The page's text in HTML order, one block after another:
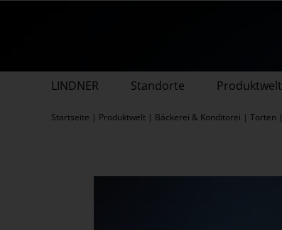
LINDNER Standorte Produktwelt
Startseite | Produktwelt | Bäckerei & Konditorei | Torten |